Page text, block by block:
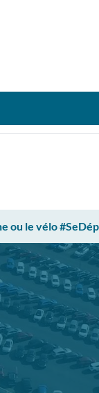
ou le vélo